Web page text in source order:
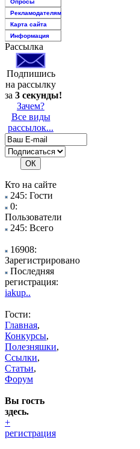
Опросы
Рекламодателям
Карта сайта
Информация
Рассылка
Подпишись
на рассылку
за 3 секунды!
Зачем?
Все виды
рассылок...
Кто на сайте
245: Гости
0:
Пользователи
245: Всего
16908:
Зарегистрировано
Последняя
регистрация:
iakup..
Гости:
Главная,
Конкурсы,
Полезняшки,
Ссылки,
Статьи,
Форум
Вы гость
здесь.
+
регистрация